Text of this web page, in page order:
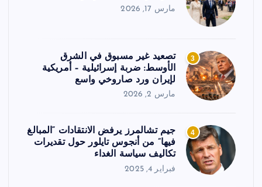
مارس 17, 2026
3
تصعيد غير مسبوق في الشرق
الأوسط: ضربة إسرائيلية – أمريكية
لإيران ورد صاروخي واسع
مارس 2, 2026
4
جيم تشالمرز يرفض الانتقادات “المبالغ
فيها” من أنجوس تايلور حول تقديرات
تكاليف سياسة الغداء
فبراير 4, 2025